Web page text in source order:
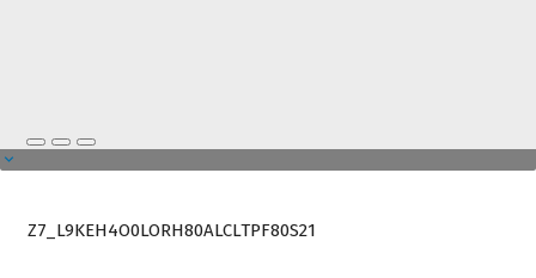
Z7_L9KEH4O0LORH80ALCLTPF80S21